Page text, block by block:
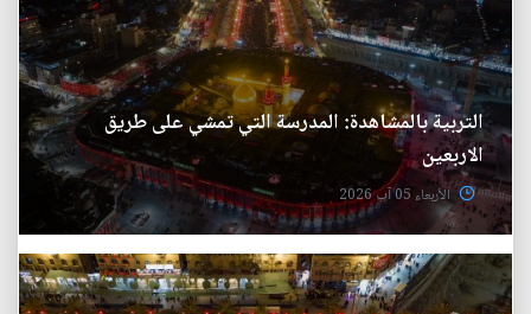
التربية بالمشاهدة: المدرسة التي تمشي على طريق
الاربعين
الأربعاء 05 آب 2026